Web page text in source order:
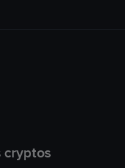
cryptos